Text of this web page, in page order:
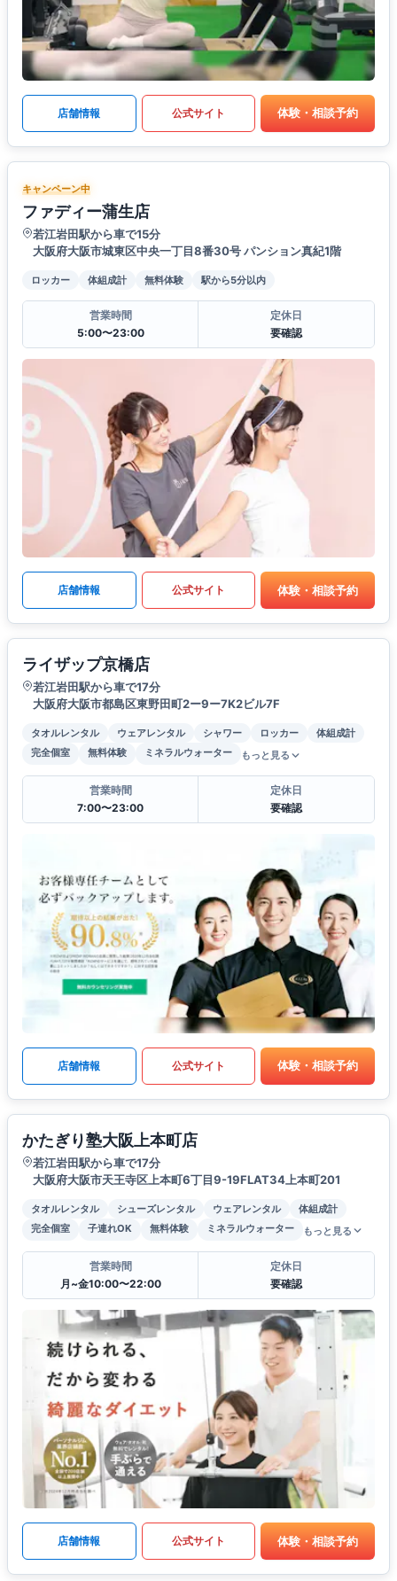
店舗情報 公式サイト 体験・相談予約
キャンペーン中
ファディー蒲生店
若江岩田駅から車で15分
大阪府大阪市城東区中央一丁目8番30号 パンション真紀1階
ロッカー 体組成計 無料体験 駅から5分以内
営業時間
5:00〜23:00
定休日
要確認
店舗情報 公式サイト 体験・相談予約
ライザップ京橋店
若江岩田駅から車で17分
大阪府大阪市都島区東野田町2ー9ー7K2ビル7F
タオルレンタル ウェアレンタル シャワー ロッカー
体組成計
完全個室
無料体験 ミネラルウォーター もっと見る
営業時間
7:00〜23:00
定休日
要確認
店舗情報 公式サイト 体験・相談予約
かたぎり塾大阪上本町店
若江岩田駅から車で17分
大阪府大阪市天王寺区上本町6丁目9-19FLAT34上本町201
タオルレンタル シューズレンタル ウェアレンタル
体組成計
完全個室
子連れOK 無料体験 ミネラルウォーター もっと見る
営業時間
月~金10:00〜22:00
定休日
要確認
店舗情報 公式サイト 体験・相談予約